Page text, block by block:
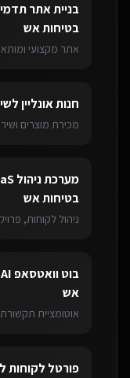
בניית אתר
בטיחות אש
אתר מקצועי
חנות אונלייןל
מכירת מוצרים
מערכת ניהול SaaS
בטיחות אש
ניהול לקוחות,
בוט וואטסאפ AI
אש
אוטומציית תקשורת
פורטל לקוחותל